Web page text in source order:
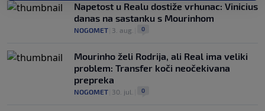
Napetost u Realu dostiže vrhunac: Vinicius
danas na sastanku s Mourinhom
NOGOMET 3. aug. 0
Mourinho želi Rodrija, ali Real ima veliki
problem: Transfer koči neočekivana
prepreka
NOGOMET 30. jul. 0